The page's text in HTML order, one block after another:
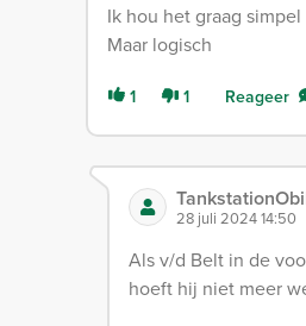
Ik hou het graag
Maar logisch
1 1 Reageer
28 juli 2024 14:50
Als v/d Belt in de
hoeft hij niet meer